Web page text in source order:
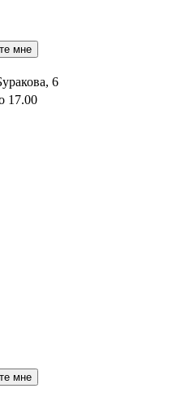
мне
6
17.00
мне